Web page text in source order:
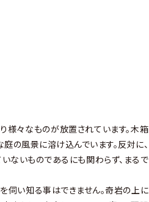
々なものが放置されています。木箱
の風景に溶け込んでいます。反対に、
ないものであるにも関わらず、まるで
伺い知る事はできません。奇岩の上に